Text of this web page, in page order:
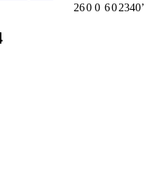
260 0 602340ʼ